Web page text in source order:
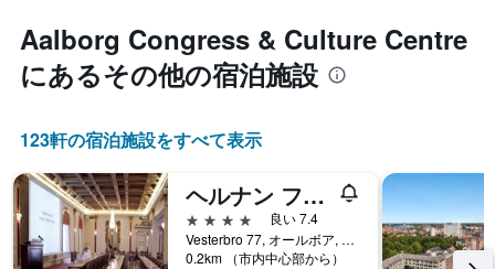
Aalborg Congress & Culture Centre​
にあるその他の宿泊施設
123​軒の宿泊施設をすべて表示
ヘルナン フェニックス ホテル
4つ星
良い 7.4
Vesterbro 77, オールボア, 北ユラン地域, デンマーク
0.2km （市内中心部から）